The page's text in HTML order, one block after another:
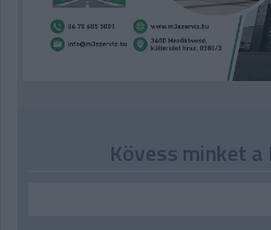
Kövess minket a